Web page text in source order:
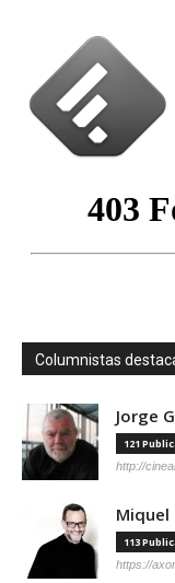
Columnistas
Jorge
121
http://
Miquel
113
https://